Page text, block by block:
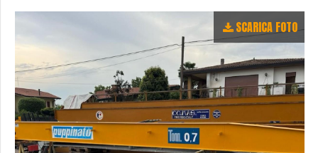
SCARICA FOTO